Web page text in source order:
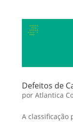
Defeitos de
por Atlantica
A classificação